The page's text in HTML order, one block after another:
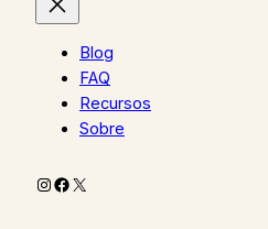
Blog
FAQ
Recursos
Sobre
Instagram
Facebook
X